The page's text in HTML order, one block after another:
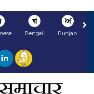
বা
Bengali
ਅ
Punjabi